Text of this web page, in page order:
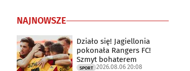
NAJNOWSZE
Działo się! Jagiellonia
pokonała Rangers FC!
Szmyt bohaterem
SPORT 2026.08.06 20:08